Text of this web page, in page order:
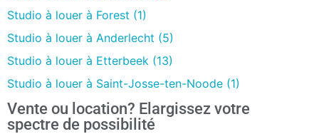
Studio à louer à Forest (1)
Studio à louer à Anderlecht (5)
Studio à louer à Etterbeek (13)
Studio à louer à Saint-Josse-ten-Noode (1)
Vente ou location? Elargissez votre
spectre de possibilité